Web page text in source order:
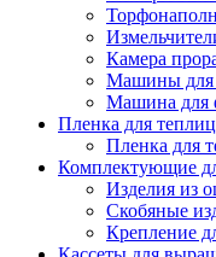
Камера
Машины для
Машина для
Пленка для теплиц
Пленка для
Комплектующие
Изделия из
Скобяные
Крепление